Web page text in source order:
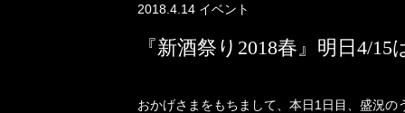
2018.4.14 イベント
『新酒祭り2018春』明日4/
おかげさまをもちまして、本日1日目、盛況